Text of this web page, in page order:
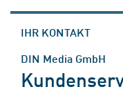
IHR KONTAKT
DIN Media GmbH